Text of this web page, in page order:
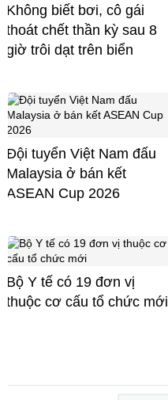
Không biết bơi, cô gái
thoát chết thần kỳ sau 8
giờ trôi dạt trên biển
Đội tuyển Việt Nam đấu
Malaysia ở bán kết
ASEAN Cup 2026
Bộ Y tế có 19 đơn vị
thuộc cơ cấu tổ chức mới